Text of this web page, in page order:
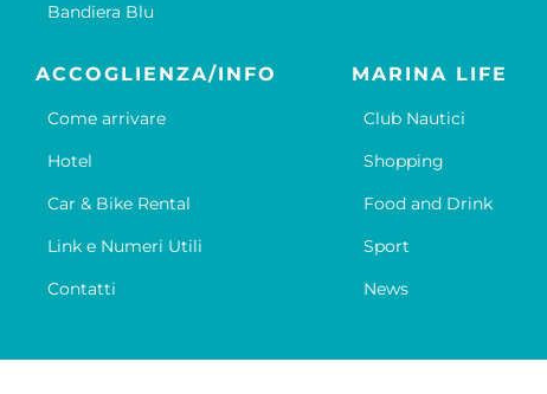
Bandiera Blu
ACCOGLIENZA/INFO
Come arrivare
Hotel
Car & Bike Rental
Link e Numeri Utili
Contatti
MARINA LIFE
Club Nautici
Shopping
Food and Drink
Sport
News